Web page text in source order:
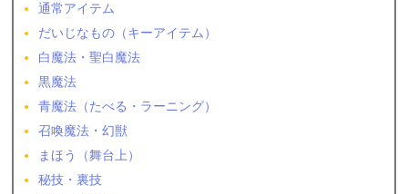
通常アイテム
だいじなもの（キーアイテム）
白魔法・聖白魔法
黒魔法
青魔法（たべる・ラーニング）
召喚魔法・幻獣
まほう（舞台上）
秘技・裏技